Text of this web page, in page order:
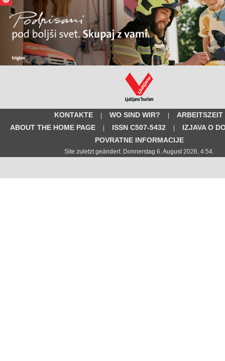
KONTAKTE WO SIND WIR?
ARBEITSZEIT
ABOUT THE HOME PAGE
ISSN C507-5432
IZJAVA O
POVRATNE INFORMACIJE
Site zuletzt geändert: Donnerstag 6. August 2026, 4:54.